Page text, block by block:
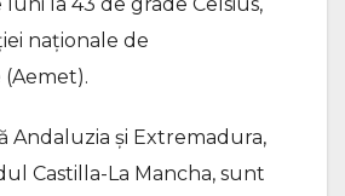
naţionale de
Andaluzia şi Extremadura,
Castilla-La Mancha, sunt